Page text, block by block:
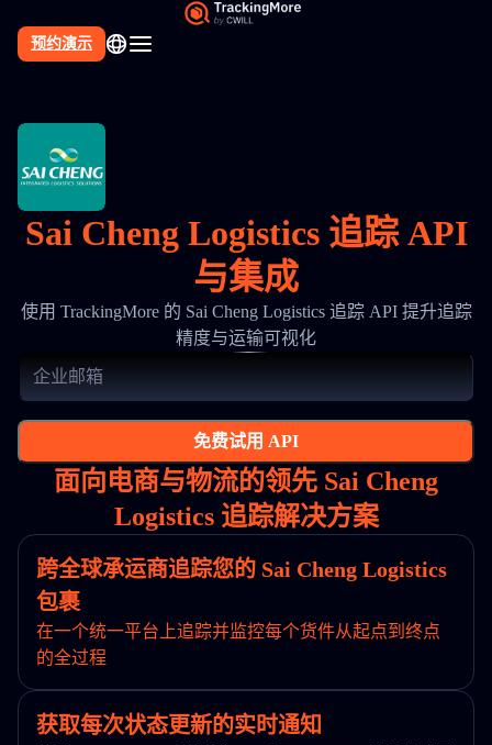
预约演示
Sai Cheng Logistics 追踪 API
与集成
使用 TrackingMore 的 Sai Cheng Logistics 追踪 API 提升追踪
精度与运输可视化
免费试用 API
面向电商与物流的领先 Sai Cheng
Logistics 追踪解决方案
跨全球承运商追踪您的 Sai Cheng Logistics
包裹
在一个统一平台上追踪并监控每个货件从起点到终点
的全过程
获取每次状态更新的实时通知